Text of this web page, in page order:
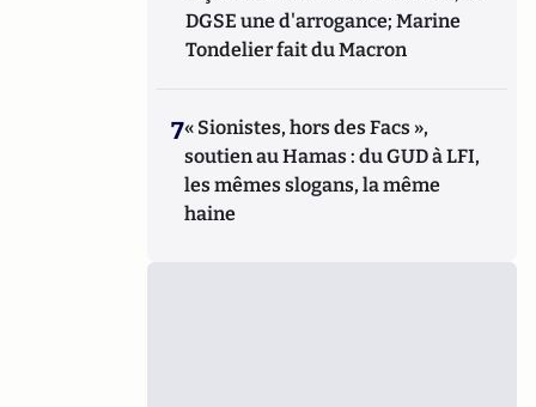
DGSE une d'arrogance; Marine
Tondelier fait du Macron
7« Sionistes, hors des Facs »,
soutien au Hamas : du GUD à LFI,
les mêmes slogans, la même
haine